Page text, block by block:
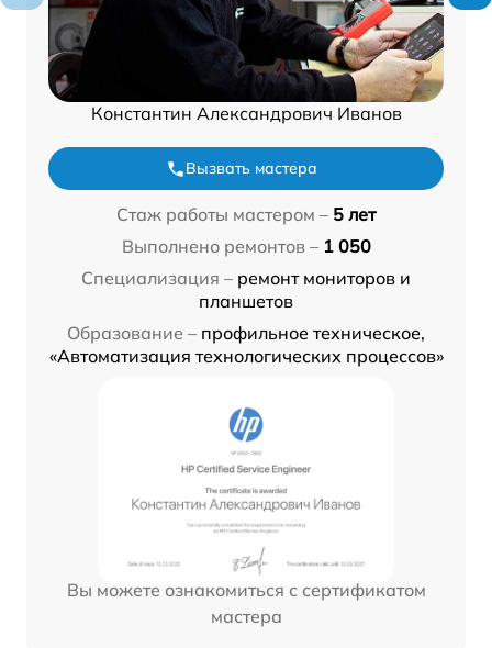
Константин Александрович Иванов
Вызвать мастера
Стаж работы мастером – 5 лет
Выполнено ремонтов – 1 050
Специализация – ремонт мониторов и
планшетов
Образование – профильное техническое,
«Автоматизация технологических процессов»
Вы можете ознакомиться с сертификатом
мастера